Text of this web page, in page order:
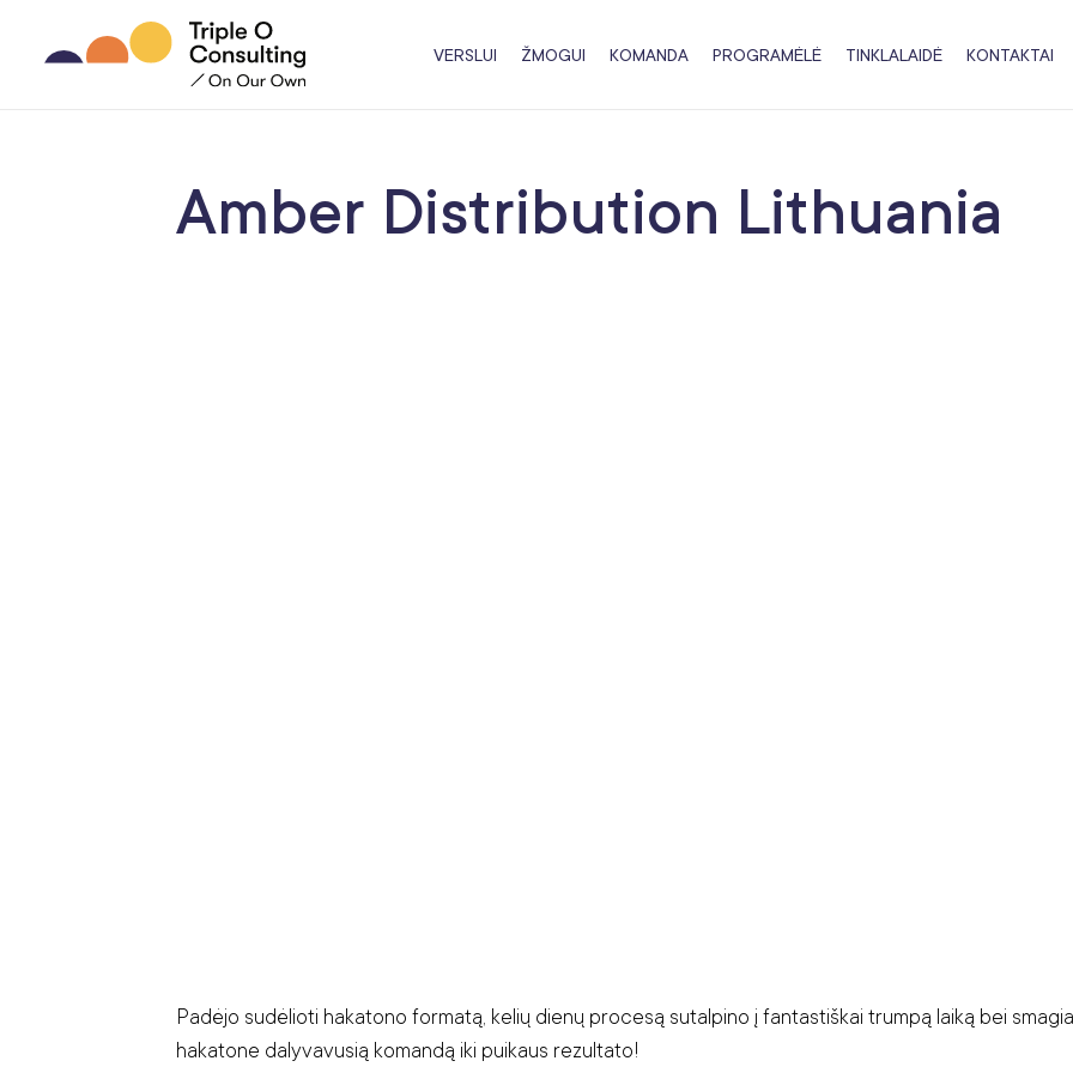
VERSLUI ŽMOGUI KOMANDA PROGRAMĖLĖ TINKLALAIDĖ KONTAKTAI
Amber Distribution Lithuania
Padėjo sudėlioti hakatono formatą, kelių dienų procesą sutalpino į fantastiškai trumpą laiką bei
hakatone dalyvavusią komandą iki puikaus rezultato!